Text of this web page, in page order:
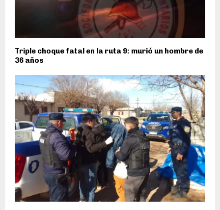
Triple choque fatal en la ruta 9: murió un hombre de
36 años